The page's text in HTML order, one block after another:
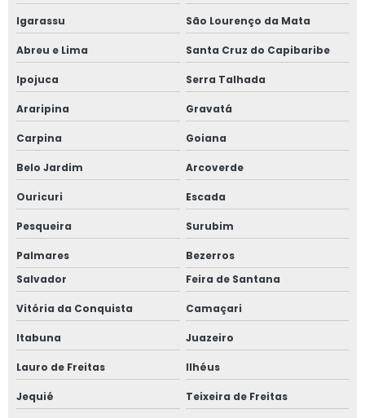
Igarassu São Lourenço da Mata
Abreu e Lima Santa Cruz do Capibaribe
Ipojuca Serra Talhada
Araripina Gravatá
Carpina Goiana
Belo Jardim Arcoverde
Ouricuri Escada
Pesqueira Surubim
Palmares
Bezerros
Salvador
Feira de Santana
Vitória da Conquista Camaçari
Itabuna Juazeiro
Lauro de Freitas Ilhéus
Jequié Teixeira de Freitas